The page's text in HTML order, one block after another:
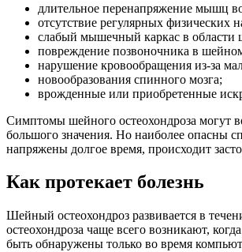
длительное перенапряжение мышц
отсутствие регулярных физических
слабый мышечный каркас в области
повреждение позвоночника в
нарушение кровообращения из-за
новообразования спинного мозга;
врожденные или приобретенные
Симптомы шейного остеохондроза могут
большого значения. Но наиболее опасны
напряжены долгое время, происходит
Как протекает болезнь
Шейный остеохондроз развивается в
остеохондроза чаще всего возникают,
быть обнаружены только во время